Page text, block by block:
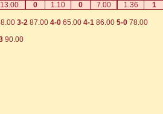
13.00 0 1.10 0 7.00 1.36 1
3-2 87.00 4-0 65.00 4-1 86.00 5-0 78.00
90.00